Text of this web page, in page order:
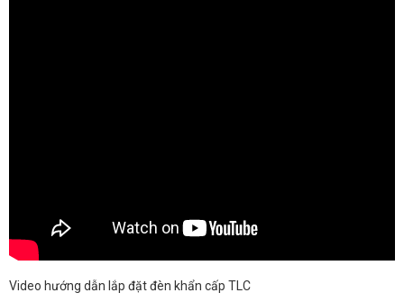
Video hướng dẫn lắp đặt đèn khẩn cấp TLC